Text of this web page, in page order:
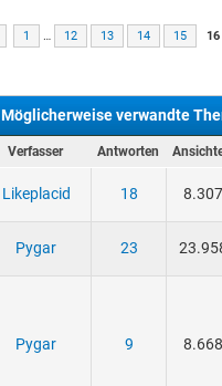
1 12 13 14 15 16
Möglicherweise verwandte
Verfasser Antworten
Likeplacid 18 8.307
Pygar 23
Pygar 9 8.668